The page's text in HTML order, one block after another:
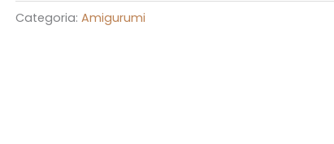
Categoria:Amigurumi